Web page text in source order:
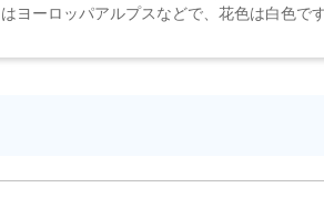
はヨーロッパアルプスなどで、花色は白色で
の花は中心にある黄色い部分です。 自生して
は5月～8月...